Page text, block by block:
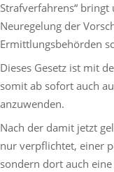
Strafverfahrens“
Neuregelung der
Ermittlungsbehörden
Dieses Gesetz ist mit
somit ab sofort auch
anzuwenden.
Nach der damit jetzt
nur verpflichtet, einer
sondern dort auch eine